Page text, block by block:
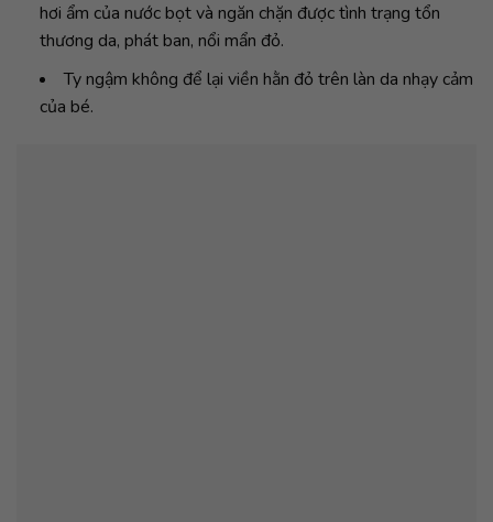
hơi ẩm của nước bọt và ngăn chặn được tình trạng tổn
thương da, phát ban, nổi mẩn đỏ.
Ty ngậm không để lại viền hằn đỏ trên làn da nhạy cảm
của bé.